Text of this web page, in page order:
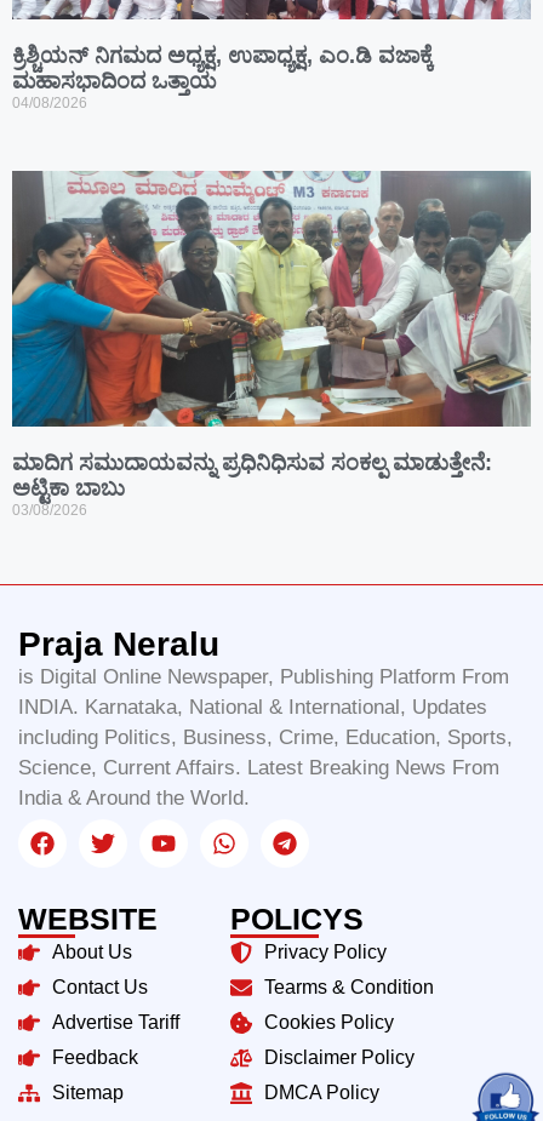
ಕ್ರಿಶ್ಚಿಯನ್ ನಿಗಮದ ಅಧ್ಯಕ್ಷ, ಉಪಾಧ್ಯಕ್ಷ, ಎಂ.ಡಿ ವಜಾಕ್ಕೆ
ಮಹಾಸಭಾದಿಂದ ಒತ್ತಾಯ
04/08/2026
ಮಾದಿಗ ಸಮುದಾಯವನ್ನು ಪ್ರಧಿನಿಧಿಸುವ ಸಂಕಲ್ಪ ಮಾಡುತ್ತೇನೆ:
ಅಟ್ಟಿಕಾ ಬಾಬು
03/08/2026
Praja Neralu
is Digital Online Newspaper, Publishing Platform From
INDIA. Karnataka, National & International, Updates
including Politics, Business, Crime, Education, Sports,
Science, Current Affairs. Latest Breaking News From
India & Around the World.
WEBSITE
About Us
Contact Us
Advertise Tariff
Feedback
Sitemap
POLICYS
Privacy Policy
Tearms & Condition
Cookies Policy
Disclaimer Policy
DMCA Policy